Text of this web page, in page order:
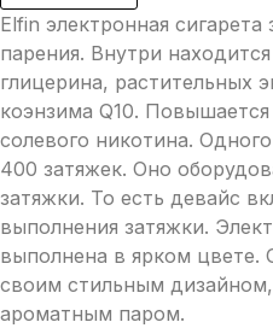
Elfin электронная
парения. Внутри
глицерина, растительных
коэнзима Q10.
солевого никотина.
400 затяжек. Оно
затяжки. То есть девайс
выполнения затяжки.
выполнена в ярком цвете.
своим стильным
ароматным паром.